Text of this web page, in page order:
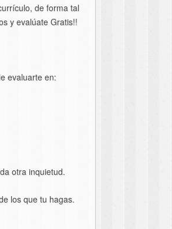
de forma tal
y evalúate Gratis!!
evaluarte en:
otra inquietud.
los que tu hagas.